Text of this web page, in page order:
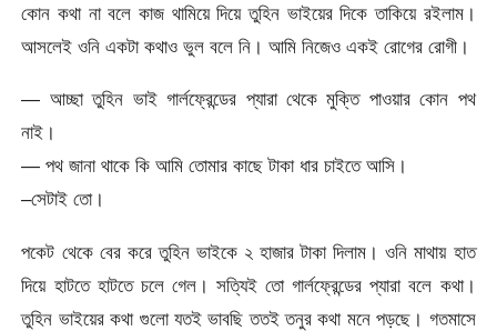
কোন কথা না বলে কাজ থামিয়ে দিয়ে তুহিন ভাইয়ের দিকে তাকিয়ে রইলাম।
আসলেই ওনি একটা কথাও ভুল বলে নি। আমি নিজেও একই রোগের রোগী।
— আচ্ছা তুহিন ভাই গার্লফ্রেন্ডের প্যারা থেকে মুক্তি পাওয়ার কোন পথ
নাই।
— পথ জানা থাকে কি আমি তোমার কাছে টাকা ধার চাইতে আসি।
–সেটাই তো।
পকেট থেকে বের করে তুহিন ভাইকে ২ হাজার টাকা দিলাম। ওনি মাথায় হাত
দিয়ে হাটতে হাটতে চলে গেল। সত্যিই তো গার্লফ্রেন্ডের প্যারা বলে কথা।
তুহিন ভাইয়ের কথা গুলো যতই ভাবছি ততই তনুর কথা মনে পড়ছে। গতমাসে